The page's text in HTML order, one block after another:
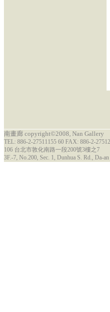
南畫廊 copyright©2008, Nan Gallery
TEL: 886-2-27511155 60 FAX: 886-2-
106 台北市敦化南路一段200號3樓之7
3F.-7, No.200, Sec. 1, Dunhua S. Rd., Da-